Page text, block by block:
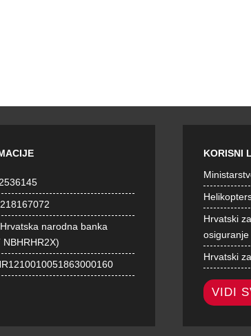
narodna banka
NBHRHR2X)
KORISNI
Hrvatski
osiguranje
Hrvatski
VIDI